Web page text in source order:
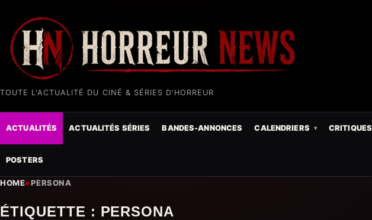
TOUTE L'ACTUALITÉ DU CINÉ & SÉRIES D'HORREUR
ACTUALITÉS ACTUALITÉS SÉRIES BANDES-ANNONCES CALENDRIERS CRITIQUES
POSTERS
HOME»PERSONA
ÉTIQUETTE : PERSONA